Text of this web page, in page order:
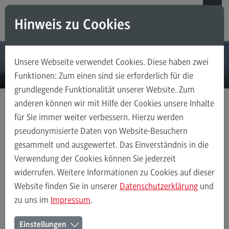
Direkt zum Inhalt
Direkt zum Hauptmenu
Direkt zum Footer
Weiterbildungsangebote für Einzelpersonen
Weiterbildungsangebote für Einzelpersonen
Weiterbildungsarten
FAQ
Kontakt
Weiterbildungsangebote für Unternehmen
Digitalisierung
Digitalisierung –
Zertifikatsprogramm
In einer Welt, die immer digitaler wird, ist es entscheidend,
Hinweis zu Cookies
Unsere Webseite verwendet Cookies. Diese haben zwei
Funktionen: Zum einen sind sie erforderlich für die
grundlegende Funktionalität unserer Website. Zum
anderen können wir mit Hilfe der Cookies unsere Inhalte
für Sie immer weiter verbessern. Hierzu werden
pseudonymisierte Daten von Website-Besuchern
gesammelt und ausgewertet. Das Einverständnis in die
Verwendung der Cookies können Sie jederzeit
widerrufen. Weitere Informationen zu Cookies auf dieser
Website finden Sie in unserer Datenschutzerklärung und
zu uns im Impressum.
Einstellungen